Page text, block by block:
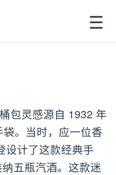
☰
包灵感源自 1932 年
。当时，应一位香
设计了这款经典手
五瓶汽酒。这款迷